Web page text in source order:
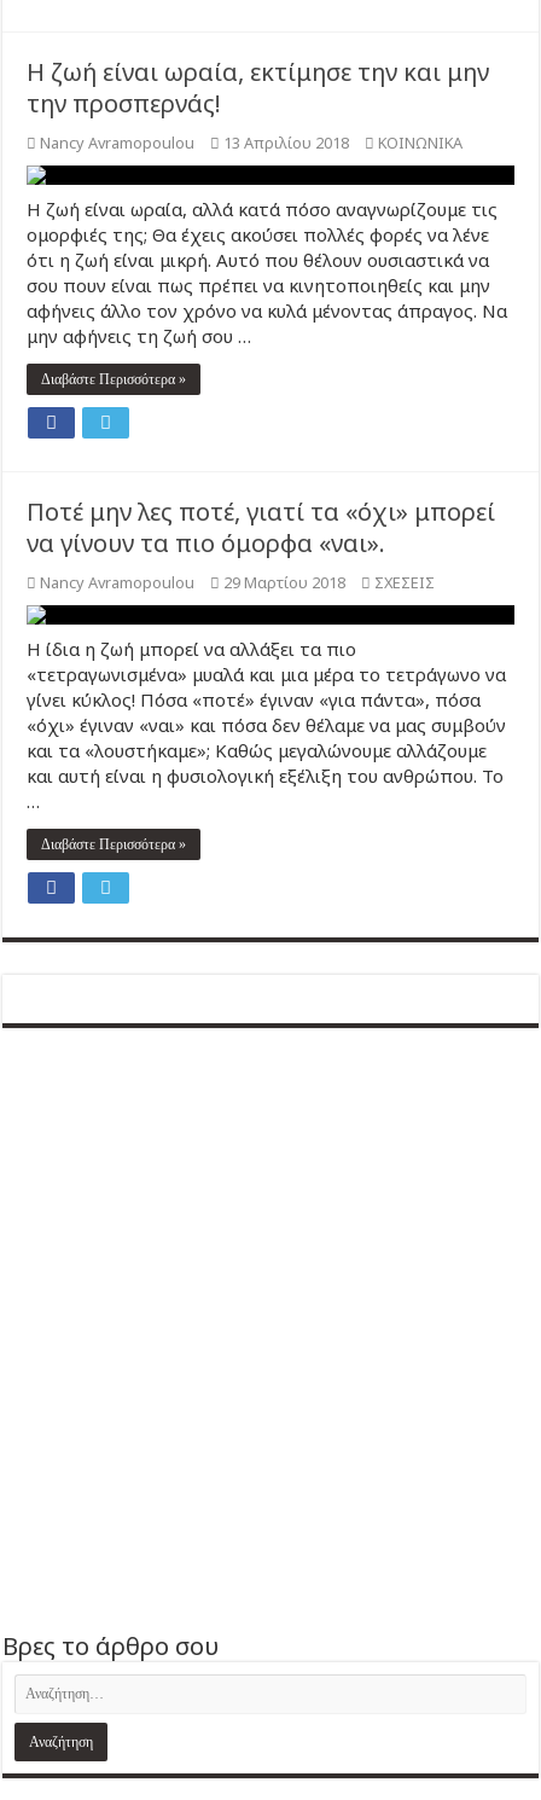
Η ζωή είναι ωραία, εκτίμησε την και μην
την προσπερνάς!
Nancy Avramopoulou 13 Απριλίου 2018 ΚΟΙΝΩΝΙΚΑ
Η ζωή είναι ωραία, αλλά κατά πόσο αναγνωρίζουμε τις
ομορφιές της; Θα έχεις ακούσει πολλές φορές να λένε
ότι η ζωή είναι μικρή. Αυτό που θέλουν ουσιαστικά να
σου πουν είναι πως πρέπει να κινητοποιηθείς και μην
αφήνεις άλλο τον χρόνο να κυλά μένοντας άπραγος. Να
μην αφήνεις τη ζωή σου …
Διαβάστε Περισσότερα »
Ποτέ μην λες ποτέ, γιατί τα «όχι» μπορεί
να γίνουν τα πιο όμορφα «ναι».
Nancy Avramopoulou 29 Μαρτίου 2018 ΣΧΕΣΕΙΣ
Η ίδια η ζωή μπορεί να αλλάξει τα πιο
«τετραγωνισμένα» μυαλά και μια μέρα το τετράγωνο να
γίνει κύκλος! Πόσα «ποτέ» έγιναν «για πάντα», πόσα
«όχι» έγιναν «ναι» και πόσα δεν θέλαμε να μας συμβούν
και τα «λουστήκαμε»; Καθώς μεγαλώνουμε αλλάζουμε
και αυτή είναι η φυσιολογική εξέλιξη του ανθρώπου. Το
…
Διαβάστε Περισσότερα »
Βρες το άρθρο σου